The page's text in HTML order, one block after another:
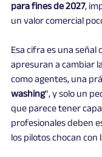
para fines de 2027,
un valor comercial
Esa cifra es una
apresuran a cambiar
como agentes, una
washing", y solo un
que parece tener
profesionales deben
los pilotos chocan con